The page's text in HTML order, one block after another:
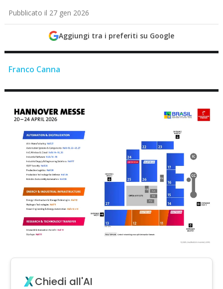
Pubblicato il 27 gen 2026
Aggiungi tra i preferiti su Google
Franco Canna
Chiedi all'AI